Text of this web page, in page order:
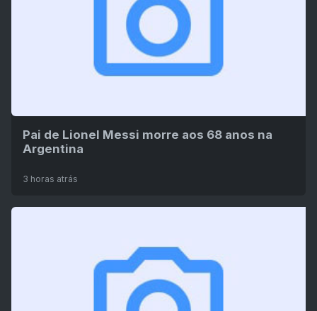
Pai de Lionel Messi morre aos 68 anos na
Argentina
3 horas atrás